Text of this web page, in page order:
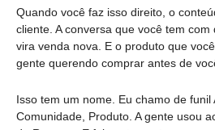
Quando você faz isso direito, o
cliente. A conversa que você tem
vira venda nova. E o produto que
gente querendo comprar antes de
Isso tem um nome. Eu chamo de funil
Comunidade, Produto. A gente usou